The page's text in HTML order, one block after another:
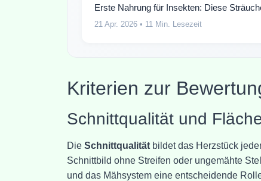
Erste Nahrung für Insekten: Diese
21 Apr. 2026 • 11 Min. Lesezeit
Kriterien zur
Schnittqualität und
Die Schnittqualität bildet das Herzstück
Schnittbild ohne Streifen oder ungemähte
und das Mähsystem eine entscheidende